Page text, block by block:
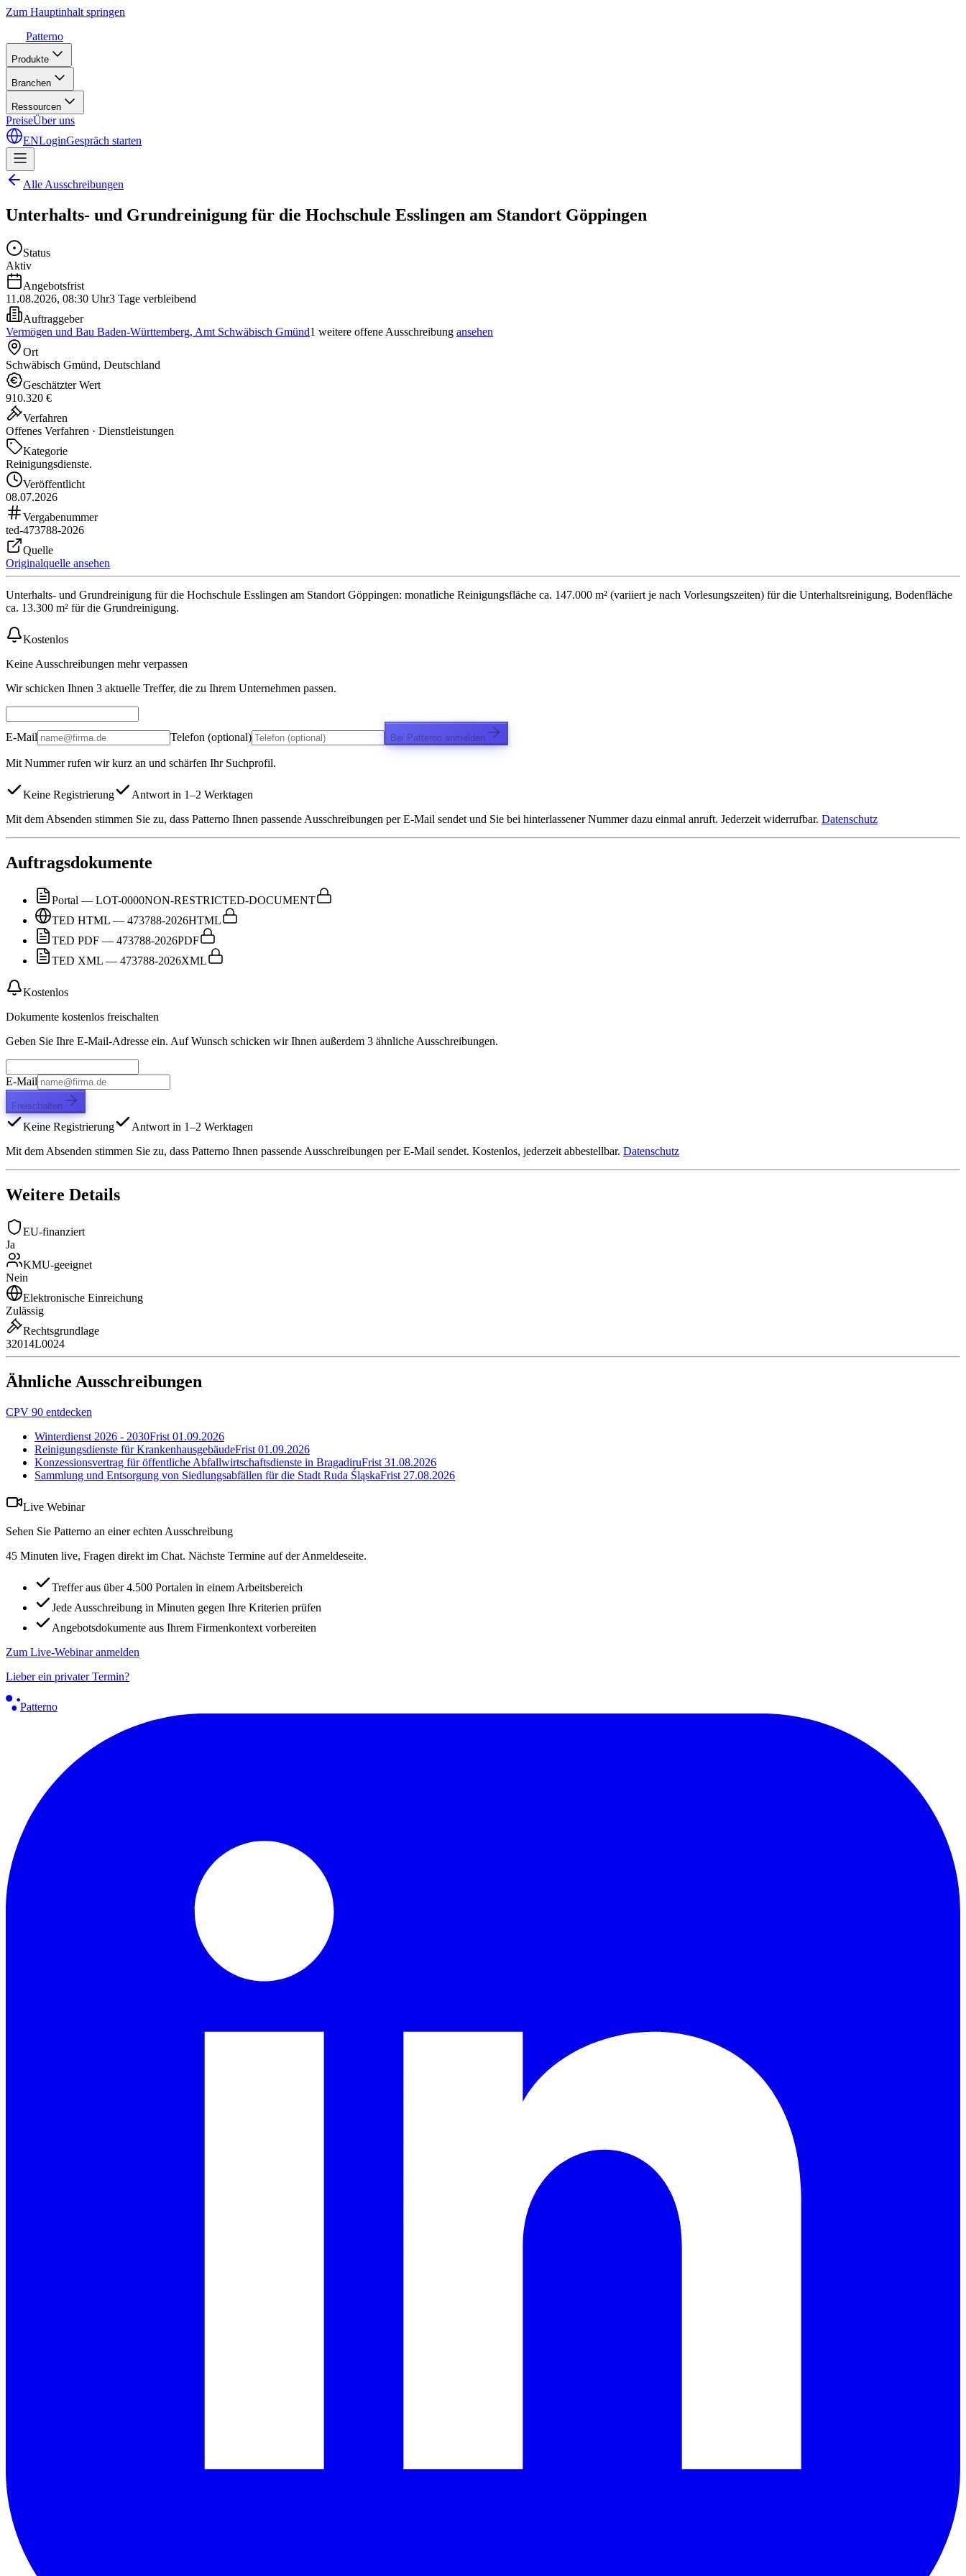
Zum Hauptinhalt springen
Patterno
Produkte
Branchen
Ressourcen
PreiseÜber uns
ENLoginGespräch starten
Alle Ausschreibungen
Unterhalts- und Grundreinigung für die Hochschule Esslingen am Standort Göppingen
Status
Aktiv
Angebotsfrist
11.08.2026, 08:30 Uhr3 Tage verbleibend
Auftraggeber
Vermögen und Bau Baden-Württemberg, Amt Schwäbisch Gmünd1 weitere offene Ausschreibung ansehen
Ort
Schwäbisch Gmünd, Deutschland
Geschätzter Wert
910.320 €
Verfahren
Offenes Verfahren · Dienstleistungen
Kategorie
Reinigungsdienste.
Veröffentlicht
08.07.2026
Vergabenummer
ted-473788-2026
Quelle
Originalquelle ansehen
Unterhalts- und Grundreinigung für die Hochschule Esslingen am Standort Göppingen: monatliche Reinigungsfläche ca. 147.000 m² (variiert je nach Vorlesungszeiten) für die Unterhaltsreinigung, Bodenfläche
ca. 13.300 m² für die Grundreinigung.
Kostenlos
Keine Ausschreibungen mehr verpassen
Wir schicken Ihnen 3 aktuelle Treffer, die zu Ihrem Unternehmen passen.
E-Mail Telefon (optional) Bei Patterno anmelden
Mit Nummer rufen wir kurz an und schärfen Ihr Suchprofil.
Keine Registrierung
Antwort in 1–2 Werktagen
Mit dem Absenden stimmen Sie zu, dass Patterno Ihnen passende Ausschreibungen per E-Mail sendet und Sie bei hinterlassener Nummer dazu einmal anruft. Jederzeit widerrufbar. Datenschutz
Auftragsdokumente
Portal — LOT-0000NON-RESTRICTED-DOCUMENT
TED HTML — 473788-2026HTML
TED PDF — 473788-2026PDF
TED XML — 473788-2026XML
Kostenlos
Dokumente kostenlos freischalten
Geben Sie Ihre E-Mail-Adresse ein. Auf Wunsch schicken wir Ihnen außerdem 3 ähnliche Ausschreibungen.
E-Mail
Freischalten
Keine Registrierung
Antwort in 1–2 Werktagen
Mit dem Absenden stimmen Sie zu, dass Patterno Ihnen passende Ausschreibungen per E-Mail sendet. Kostenlos, jederzeit abbestellbar. Datenschutz
Weitere Details
EU-finanziert
Ja
KMU-geeignet
Nein
Elektronische Einreichung
Zulässig
Rechtsgrundlage
32014L0024
Ähnliche Ausschreibungen
CPV 90 entdecken
Winterdienst 2026 - 2030Frist 01.09.2026
Reinigungsdienste für KrankenhausgebäudeFrist 01.09.2026
Konzessionsvertrag für öffentliche Abfallwirtschaftsdienste in BragadiruFrist 31.08.2026
Sammlung und Entsorgung von Siedlungsabfällen für die Stadt Ruda ŚląskaFrist 27.08.2026
Live Webinar
Sehen Sie Patterno an einer echten Ausschreibung
45 Minuten live, Fragen direkt im Chat. Nächste Termine auf der Anmeldeseite.
Treffer aus über 4.500 Portalen in einem Arbeitsbereich
Jede Ausschreibung in Minuten gegen Ihre Kriterien prüfen
Angebotsdokumente aus Ihrem Firmenkontext vorbereiten
Zum Live-Webinar anmelden
Lieber ein privater Termin?
Patterno